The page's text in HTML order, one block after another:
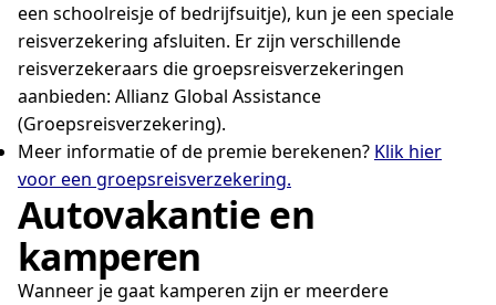
een schoolreisje of bedrijfsuitje), kun je een speciale
reisverzekering afsluiten. Er zijn verschillende
reisverzekeraars die groepsreisverzekeringen
aanbieden: Allianz Global Assistance
(Groepsreisverzekering).
Meer informatie of de premie berekenen? Klik hier
voor een groepsreisverzekering.
Autovakantie en
kamperen
Wanneer je gaat kamperen zijn er meerdere